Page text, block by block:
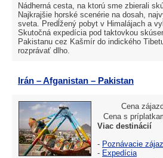
Nádherná cesta, na ktorú sme zbierali
Najkrajšie horské scenérie na dosah,
sveta. Predĺžený pobyt v Himalájach a
Skutočná expedícia pod taktovkou
Pakistanu cez Kašmír do indického
rozprávať dlho.
Irán – Afganistan – Pakistan
Cena
Cena s
Viac destinácií
- Poznávacie
- Expedícia